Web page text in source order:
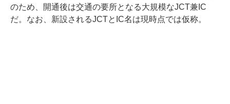
のため、開通後は交通の要所となる大規模なJCT兼IC
だ。なお、新設されるJCTとIC名は現時点では仮称。